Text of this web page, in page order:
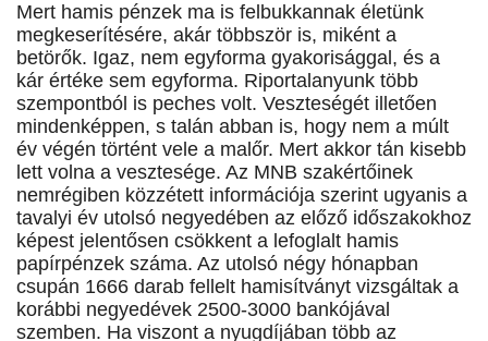
Mert hamis pénzek ma is felbukkannak életünk
megkeserítésére, akár többször is, miként a
betörők. Igaz, nem egyforma gyakorisággal, és a
kár értéke sem egyforma. Riportalanyunk több
szempontból is peches volt. Veszteségét illetően
mindenképpen, s talán abban is, hogy nem a múlt
év végén történt vele a malőr. Mert akkor tán kisebb
lett volna a vesztesége. Az MNB szakértőinek
nemrégiben közzétett információja szerint ugyanis a
tavalyi év utolsó negyedében az előző időszakokhoz
képest jelentősen csökkent a lefoglalt hamis
papírpénzek száma. Az utolsó négy hónapban
csupán 1666 darab fellelt hamisítványt vizsgáltak a
korábbi negyedévek 2500-3000 bankójával
szemben. Ha viszont a nyugdíjában több az